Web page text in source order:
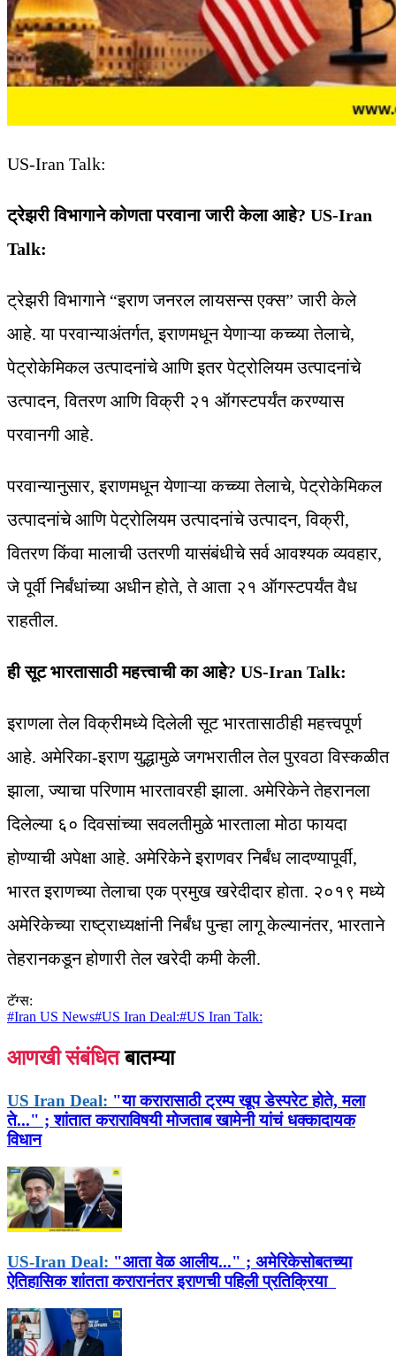
US-Iran Talk:
ट्रेझरी विभागाने कोणता परवाना जारी केला आहे? US-Iran
Talk:
ट्रेझरी विभागाने “इराण जनरल लायसन्स एक्स” जारी केले
आहे. या परवान्याअंतर्गत, इराणमधून येणाऱ्या कच्च्या तेलाचे,
पेट्रोकेमिकल उत्पादनांचे आणि इतर पेट्रोलियम उत्पादनांचे
उत्पादन, वितरण आणि विक्री २१ ऑगस्टपर्यंत करण्यास
परवानगी आहे.
परवान्यानुसार, इराणमधून येणाऱ्या कच्च्या तेलाचे, पेट्रोकेमिकल
उत्पादनांचे आणि पेट्रोलियम उत्पादनांचे उत्पादन, विक्री,
वितरण किंवा मालाची उतरणी यासंबंधीचे सर्व आवश्यक व्यवहार,
जे पूर्वी निर्बंधांच्या अधीन होते, ते आता २१ ऑगस्टपर्यंत वैध
राहतील.
ही सूट भारतासाठी महत्त्वाची का आहे? US-Iran Talk:
इराणला तेल विक्रीमध्ये दिलेली सूट भारतासाठीही महत्त्वपूर्ण
आहे. अमेरिका-इराण युद्धामुळे जगभरातील तेल पुरवठा विस्कळीत
झाला, ज्याचा परिणाम भारतावरही झाला. अमेरिकेने तेहरानला
दिलेल्या ६० दिवसांच्या सवलतीमुळे भारताला मोठा फायदा
होण्याची अपेक्षा आहे. अमेरिकेने इराणवर निर्बंध लादण्यापूर्वी,
भारत इराणच्या तेलाचा एक प्रमुख खरेदीदार होता. २०१९ मध्ये
अमेरिकेच्या राष्ट्राध्यक्षांनी निर्बंध पुन्हा लागू केल्यानंतर, भारताने
तेहरानकडून होणारी तेल खरेदी कमी केली.
टॅग्स:
#Iran US News#US Iran Deal:#US Iran Talk:
आणखी संबंधित बातम्या
US Iran Deal: "या करारासाठी ट्रम्प खूप डेस्परेट होते, मला
ते..." ; शांतात कराराविषयी मोजताब खामेनी यांचं धक्कादायक
विधान
US-Iran Deal: "आता वेळ आलीय..." ; अमेरिकेसोबतच्या
ऐतिहासिक शांतता करारानंतर इराणची पहिली प्रतिक्रिया